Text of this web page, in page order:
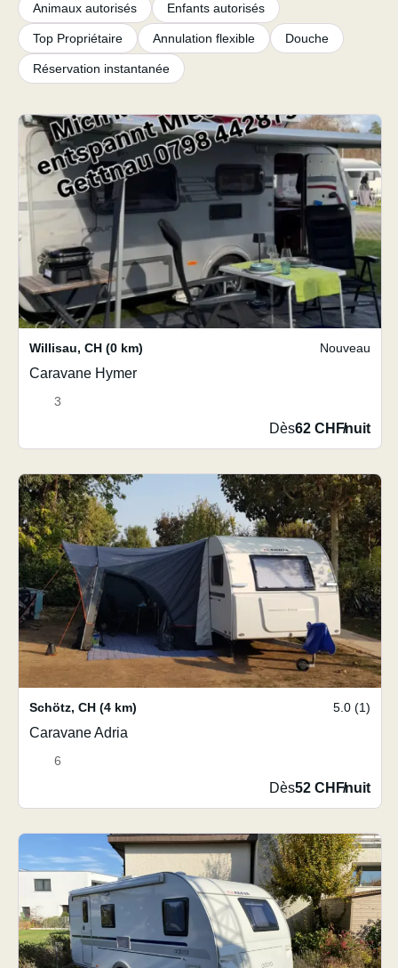
Animaux autorisés Enfants autorisés
Top Propriétaire Annulation flexible Douche
Réservation instantanée
Willisau, CH (0 km) Nouveau
Caravane Hymer
3
Dès62 CHF/nuit
Schötz, CH (4 km) 5.0 (1)
Caravane Adria
6
Dès52 CHF/nuit